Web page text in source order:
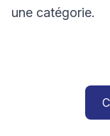
une catégorie.